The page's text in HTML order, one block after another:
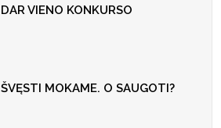
DAR VIENO KONKURSO
ŠVĘSTI MOKAME. O SAUGOTI?